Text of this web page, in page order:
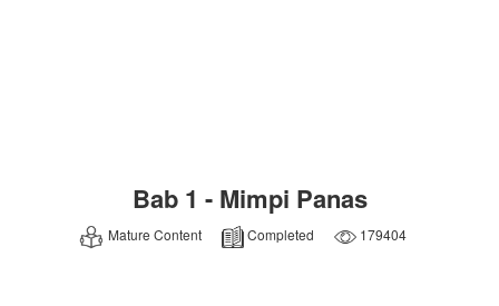
Bab 1 - Mimpi Panas
Mature Content Completed 179404